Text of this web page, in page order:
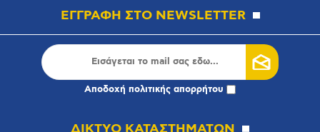
ΕΓΓΡΑΦΗ ΣΤΟ NEWSLETTER
Αποδοχή πολιτικής απορρήτου